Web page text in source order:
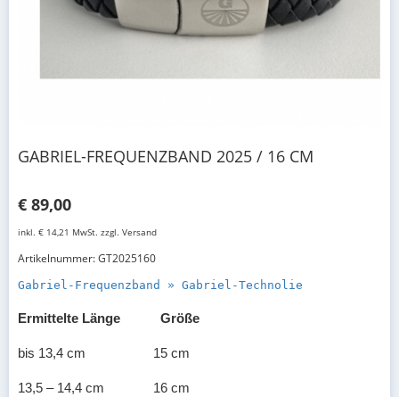
GABRIEL-FREQUENZBAND 2025 / 16 CM
€ 89,00
inkl. € 14,21 MwSt. zzgl. Versand
Artikelnummer: GT2025160
Gabriel-Frequenzband » Gabriel-Technolie
Ermittelte Länge Größe
bis 13,4 cm 15 cm
13,5 – 14,4 cm 16 cm